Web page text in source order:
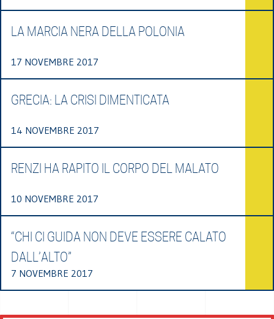
LA MARCIA NERA DELLA POLONIA
17 NOVEMBRE 2017
GRECIA: LA CRISI DIMENTICATA
14 NOVEMBRE 2017
RENZI HA RAPITO IL CORPO DEL MALATO
10 NOVEMBRE 2017
“CHI CI GUIDA NON DEVE ESSERE CALATO
DALL’ALTO”
7 NOVEMBRE 2017